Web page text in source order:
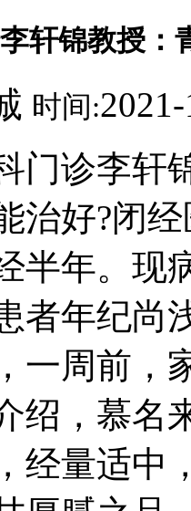
轩锦教授：
时间:
诊李轩锦
治好?闭
半年。现
者年纪尚
一周前，
绍，慕名
经量适中